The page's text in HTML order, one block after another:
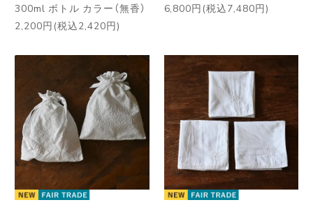
300ml ボトル カラー（無香）
2,200円(税込2,420円)
6,800円(税込7,480円)